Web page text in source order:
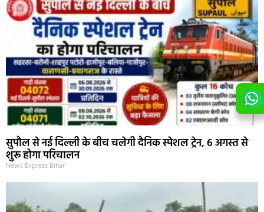
सुपौल से नई दिल्ली के बीच चलेगी दैनिक स्पेशल ट्रेन, 6 अगस्त से
शुरू होगा परिचालन
News Express Bihar